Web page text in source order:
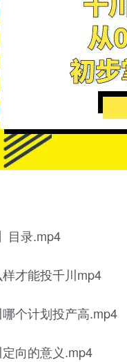
目录.mp4
才能投千川mp4
个计划投产高.mp4
向的意义.mp4